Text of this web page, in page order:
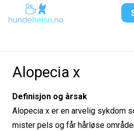
Alopecia x
Definisjon og årsak
Alopecia x er en arvelig sykdom
mister pels og får hårløse